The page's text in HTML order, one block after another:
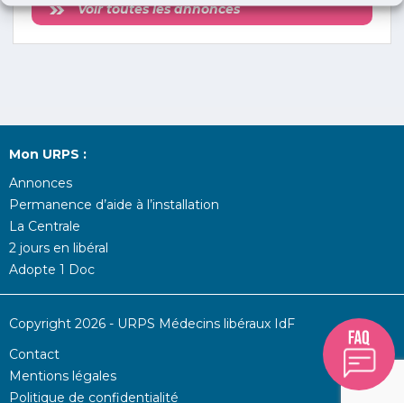
Voir toutes les annonces
Mon URPS :
Annonces
Permanence d’aide à l’installation
La Centrale
2 jours en libéral
Adopte 1 Doc
Copyright 2026 - URPS Médecins libéraux IdF
Contact
Mentions légales
Politique de confidentialité